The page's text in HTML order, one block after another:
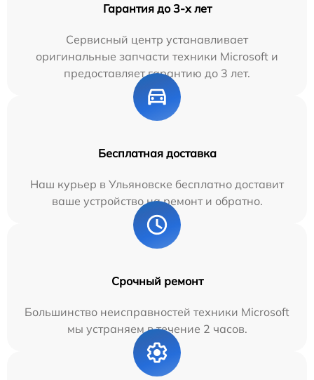
Гарантия до 3-х лет
Сервисный центр устанавливает
оригинальные запчасти техники Microsoft и
предоставляет гарантию до 3 лет.
Бесплатная доставка
Наш курьер в Ульяновске бесплатно доставит
ваше устройство на ремонт и обратно.
Срочный ремонт
Большинство неисправностей техники Microsoft
мы устраняем в течение 2 часов.